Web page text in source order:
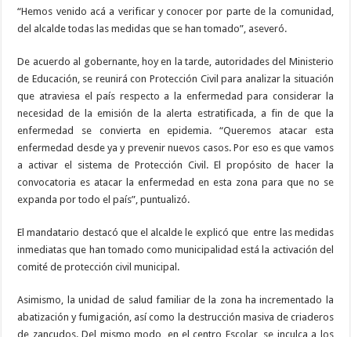
“Hemos venido acá a verificar y conocer por parte de la comunidad,
del alcalde todas las medidas que se han tomado”, aseveró.
De acuerdo al gobernante, hoy en la tarde, autoridades del Ministerio
de Educación, se reunirá con Protección Civil para analizar la situación
que atraviesa el país respecto a la enfermedad para considerar la
necesidad de la emisión de la alerta estratificada, a fin de que la
enfermedad se convierta en epidemia. “Queremos atacar esta
enfermedad desde ya y prevenir nuevos casos. Por eso es que vamos
a activar el sistema de Protección Civil. El propósito de hacer la
convocatoria es atacar la enfermedad en esta zona para que no se
expanda por todo el país”, puntualizó.
El mandatario destacó que el alcalde le explicó que entre las medidas
inmediatas que han tomado como municipalidad está la activación del
comité de protección civil municipal.
Asimismo, la unidad de salud familiar de la zona ha incrementado la
abatización y fumigación, así como la destrucción masiva de criaderos
de zancudos. Del mismo modo, en el centro Escolar, se inculca a los